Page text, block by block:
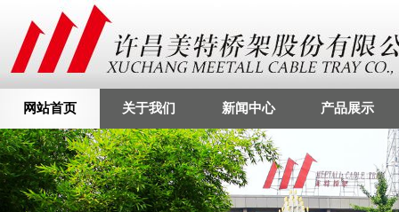
网站首页 关于我们 新闻中心 产品展示